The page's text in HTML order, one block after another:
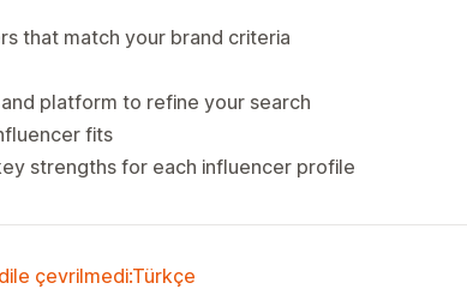
that match your brand criteria
platform to refine your search
fits
strengths for each influencer profile
çevrilmedi:Türkçe